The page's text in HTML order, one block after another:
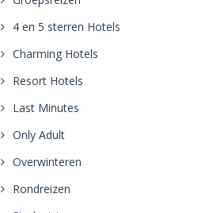
4 en 5 sterren Hotels
Charming Hotels
Resort Hotels
Last Minutes
Only Adult
Overwinteren
Rondreizen